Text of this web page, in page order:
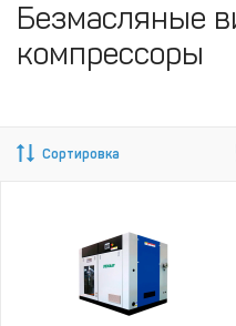
Безмасляные
компрессоры
Сортировка